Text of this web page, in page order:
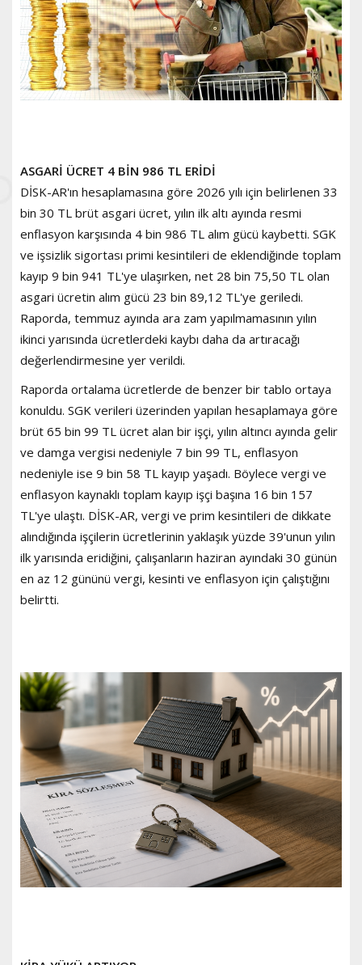
ASGARİ ÜCRET 4 BİN 986 TL ERİDİ
DİSK-AR'ın hesaplamasına göre 2026 yılı için belirlenen 33
bin 30 TL brüt asgari ücret, yılın ilk altı ayında resmi
enflasyon karşısında 4 bin 986 TL alım gücü kaybetti. SGK
ve işsizlik sigortası primi kesintileri de eklendiğinde toplam
kayıp 9 bin 941 TL'ye ulaşırken, net 28 bin 75,50 TL olan
asgari ücretin alım gücü 23 bin 89,12 TL'ye geriledi.
Raporda, temmuz ayında ara zam yapılmamasının yılın
ikinci yarısında ücretlerdeki kaybı daha da artıracağı
değerlendirmesine yer verildi.
Raporda ortalama ücretlerde de benzer bir tablo ortaya
konuldu. SGK verileri üzerinden yapılan hesaplamaya göre
brüt 65 bin 99 TL ücret alan bir işçi, yılın altıncı ayında gelir
ve damga vergisi nedeniyle 7 bin 99 TL, enflasyon
nedeniyle ise 9 bin 58 TL kayıp yaşadı. Böylece vergi ve
enflasyon kaynaklı toplam kayıp işçi başına 16 bin 157
TL'ye ulaştı. DİSK-AR, vergi ve prim kesintileri de dikkate
alındığında işçilerin ücretlerinin yaklaşık yüzde 39'unun yılın
ilk yarısında eridiğini, çalışanların haziran ayındaki 30 günün
en az 12 gününü vergi, kesinti ve enflasyon için çalıştığını
belirtti.